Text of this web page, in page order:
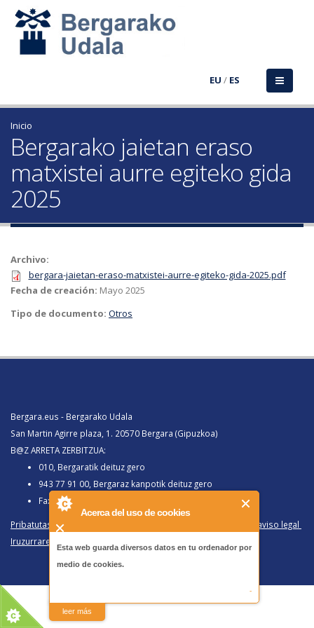
Acerca del uso de cookies
Esta web guarda diversos datos en tu ordenador por
medio de cookies.
-
leer más
EU / ES
Inicio
Bergarako jaietan eraso
matxistei aurre egiteko gida
2025
Archivo:
bergara-jaietan-eraso-matxistei-aurre-egiteko-gida-2025.pdf
Fecha de creación: Mayo 2025
Tipo de documento: Otros
Bergara.eus - Bergarako Udala
San Martin Agirre plaza, 1. 20570 Bergara (Gipuzkoa)
B@Z ARRETA ZERBITZUA:
010, Bergaratik deituz gero
943 77 91 00, Bergaraz kanpotik deituz gero
Faxa 943 77 91 63
Pribatutasun politika eta lege oharra
Política de privacidad y aviso legal
Iruzurraren Aurkako Politika